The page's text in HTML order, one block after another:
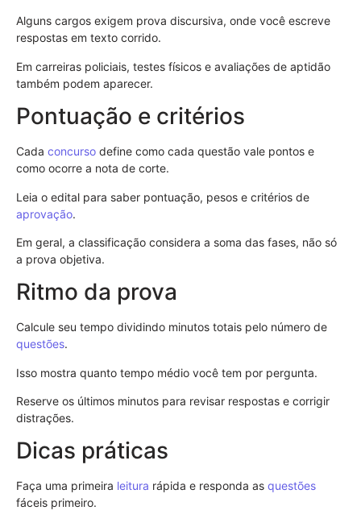
Alguns cargos exigem prova discursiva, onde você escreve
respostas em texto corrido.
Em carreiras policiais, testes físicos e avaliações de aptidão
também podem aparecer.
Pontuação e critérios
Cada concurso define como cada questão vale pontos e
como ocorre a nota de corte.
Leia o edital para saber pontuação, pesos e critérios de
aprovação.
Em geral, a classificação considera a soma das fases, não só
a prova objetiva.
Ritmo da prova
Calcule seu tempo dividindo minutos totais pelo número de
questões.
Isso mostra quanto tempo médio você tem por pergunta.
Reserve os últimos minutos para revisar respostas e corrigir
distrações.
Dicas práticas
Faça uma primeira leitura rápida e responda as questões
fáceis primeiro.